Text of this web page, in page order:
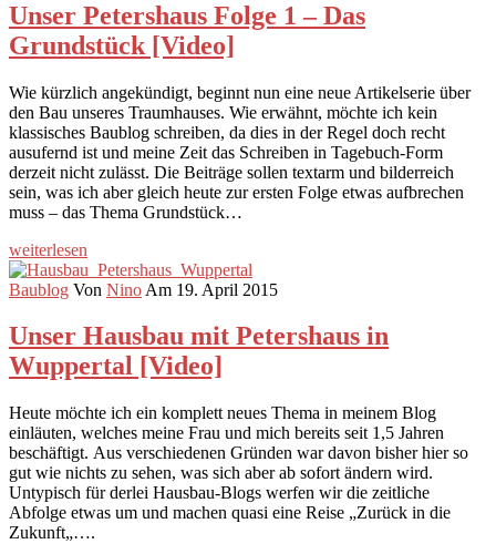
Unser Petershaus Folge 1 – Das
Grundstück [Video]
Wie kürzlich angekündigt, beginnt nun eine neue Artikelserie über
den Bau unseres Traumhauses. Wie erwähnt, möchte ich kein
klassisches Baublog schreiben, da dies in der Regel doch recht
ausufernd ist und meine Zeit das Schreiben in Tagebuch-Form
derzeit nicht zulässt. Die Beiträge sollen textarm und bilderreich
sein, was ich aber gleich heute zur ersten Folge etwas aufbrechen
muss – das Thema Grundstück…
weiterlesen
Baublog Von Nino Am 19. April 2015
Unser Hausbau mit Petershaus in
Wuppertal [Video]
Heute möchte ich ein komplett neues Thema in meinem Blog
einläuten, welches meine Frau und mich bereits seit 1,5 Jahren
beschäftigt. Aus verschiedenen Gründen war davon bisher hier so
gut wie nichts zu sehen, was sich aber ab sofort ändern wird.
Untypisch für derlei Hausbau-Blogs werfen wir die zeitliche
Abfolge etwas um und machen quasi eine Reise „Zurück in die
Zukunft„….